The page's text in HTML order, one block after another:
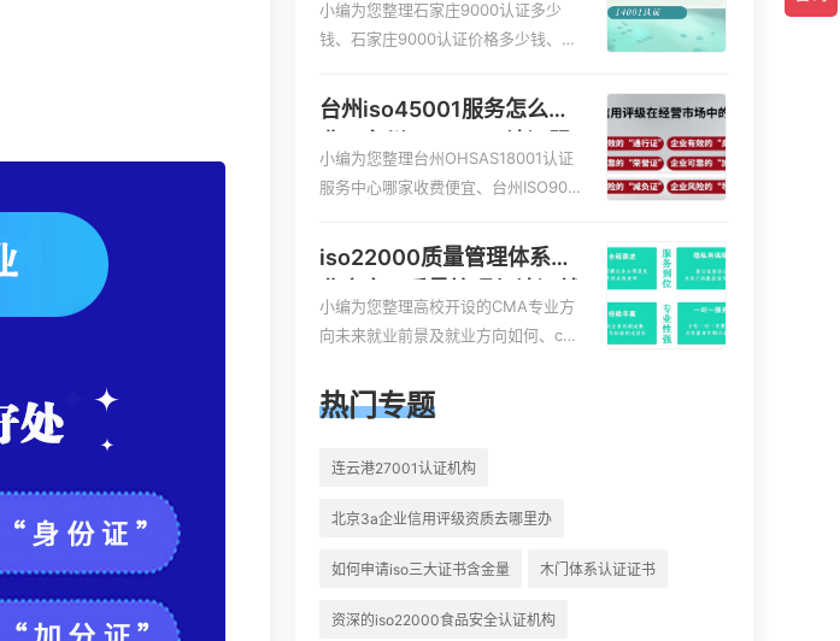
成服务资质认证的申请书相关iso体系
认证知识，详情可查看下方正文！
司
小编为您整理石家庄9000认证多少
钱、石家庄9000认证价格多少钱、石
00认证价格贵吗、石家庄9000认证费
用大概多钱相关iso体系认证知识，详
情可查看下方正文！
台州iso45001服务怎么收
务怎么收费
小编为您整理台州OHSAS18001认证
服务中心哪家收费便宜、台州ISO900
E认证,台州机械机电CE认证、CE认证
怎么收费、温州科普ISO45001职业健
康安全管理体系认证收费标准是什么
相关iso体系认证知识，详情可查看下
iso22000质量管理体系就
业方向
小编为您整理高校开设的CMA专业方
向未来就业前景及就业方向如何、cm
的就业方向、cpa和cma未来就业方
向、大学生考完cma，就哪些就业方
下方正文！
热门专题
连云港27001认证机构
北京3a企业信用评级资质去哪里办
如何申请iso三大证书含金量 木门体系认证证书
资深的iso22000食品安全认证机构